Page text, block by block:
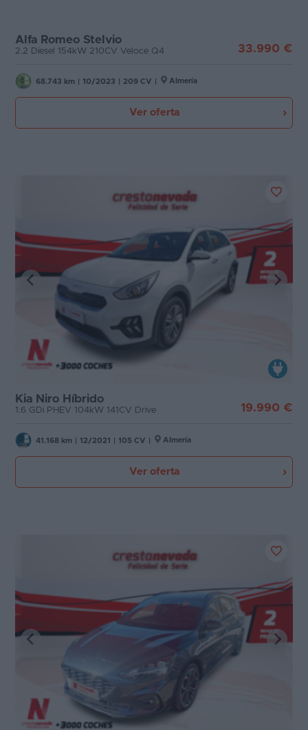
Alfa Romeo Stelvio
2.2 Diesel 154kW 210CV Veloce Q4 33.990 €
68.743 km 10/2023 209 CV Almería
Ver oferta
Kia Niro Híbrido
1.6 GDi PHEV 104kW 141CV Drive 19.990 €
41.168 km 12/2021 105 CV Almería
Ver oferta